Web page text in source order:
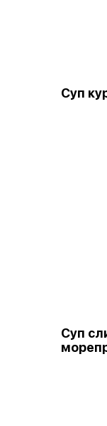
Суп
Суп